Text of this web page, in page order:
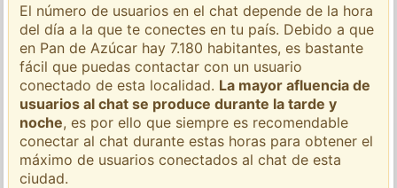
El número de usuarios en el chat depende de la hora
del día a la que te conectes en tu país. Debido a que
en Pan de Azúcar hay 7.180 habitantes, es bastante
fácil que puedas contactar con un usuario
conectado de esta localidad. La mayor afluencia de
usuarios al chat se produce durante la tarde y
noche, es por ello que siempre es recomendable
conectar al chat durante estas horas para obtener el
máximo de usuarios conectados al chat de esta
ciudad.